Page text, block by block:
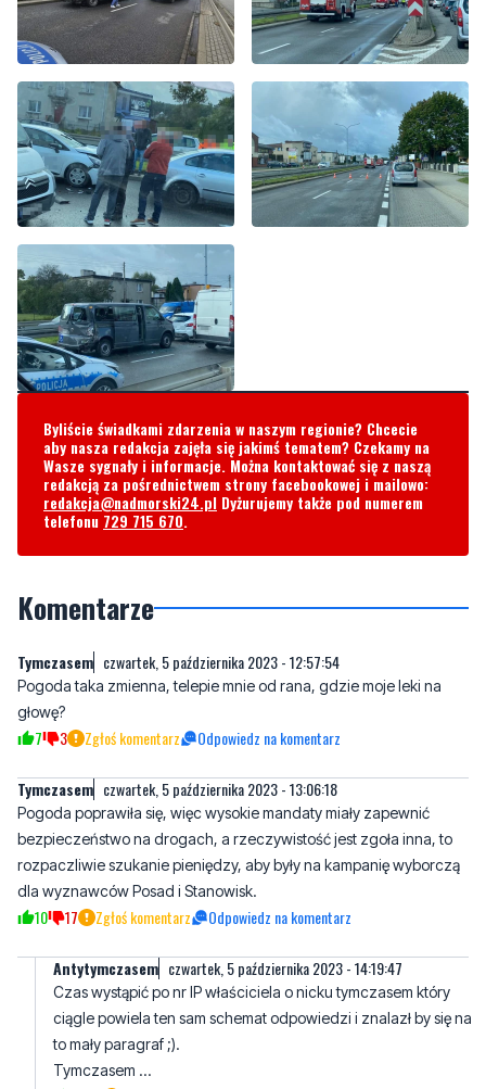
Byliście świadkami zdarzenia w naszym regionie? Chcecie
aby nasza redakcja zajęła się jakimś tematem? Czekamy na
Wasze sygnały i informacje. Można kontaktować się z naszą
redakcja@nadmorski24.plDyżurujemy także pod numerem
telefonu729 715 670.
Komentarze
Pogoda taka zmienna, telepie mnie od rana, gdzie moje leki na
7 3 Zgłoś komentarz Odpowiedz na komentarz
Tymczasem
Pogoda poprawiła się, więc wysokie mandaty miały zapewnić
rozpaczliwie szukanie pieniędzy, aby były na kampanię wyborczą
dla wyznawców Posad i Stanowisk.
10 17 Zgłoś komentarz Odpowiedz na komentarz
Antytymczasem czwartek, 5 października 2023 - 14:19:47
Czas wystąpić po nr IP właściciela o nicku tymczasem który
to mały paragraf ;).
Tymczasem ...
6 4 Zgłoś komentarz Odpowiedz na komentarz
Ciekawy czwartek, 5 października 2023 - 14:31:28